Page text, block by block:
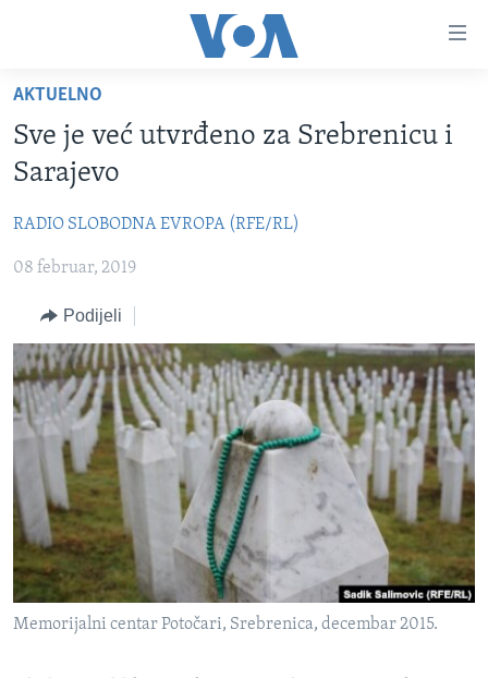
glavni
sadržaj
Pređi
na
glavnu
Idi
pretragu
VIDEO
FOTOGRAFIJE DANA
VIJESTI
SJEDINJENE AMERIČKE DRŽAVE
BOSNA I HERCEGOVINA
SVIJET
NAUKA I TEHNOLOGIJA
SPECIJALNI PROJEKTI
KORUPCIJA
SLOBODA MEDIJA
ŽENSKA STRANA
IZBJEGLIČKA STRANA
MAGAZIN
O GLASU AMERIKE
Learning English
AKTUELNO
Sve je već utvrđeno za Srebrenicu i
Sarajevo
RADIO SLOBODNA EVROPA (RFE/RL)
08 februar, 2019
Podijeli
Memorijalni centar Potočari, Srebrenica, decembar 2015.